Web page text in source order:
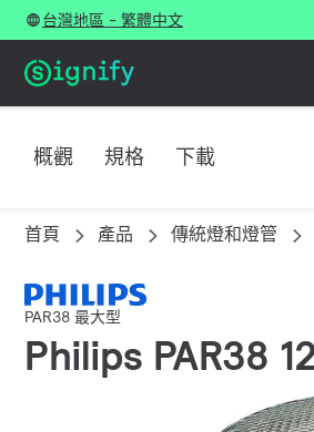
台灣地區 - 繁體中文
概觀 規格 下載
首頁 產品 傳統燈和燈管
PAR38 最大型
Philips PAR38